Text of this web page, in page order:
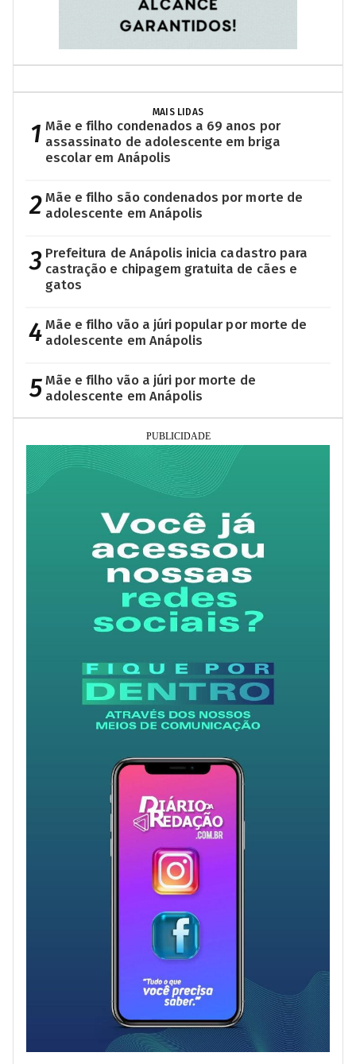
MAIS LIDAS
1 Mãe e filho condenados a 69 anos por
assassinato de adolescente em briga
escolar em Anápolis
2 Mãe e filho são condenados por morte de
adolescente em Anápolis
3 Prefeitura de Anápolis inicia cadastro para
castração e chipagem gratuita de cães e
gatos
4 Mãe e filho vão a júri popular por morte de
adolescente em Anápolis
5 Mãe e filho vão a júri por morte de
adolescente em Anápolis